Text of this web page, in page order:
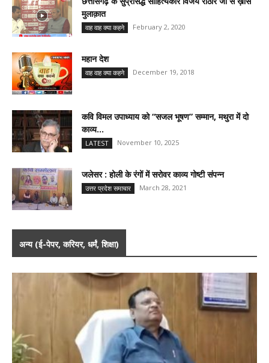
मुलाक़ात
वाह वाह क्या कहने February 2, 2020
महान देश
वाह वाह क्या कहने December 19, 2018
कवि विमल उपाध्याय को “सजल भूषण” सम्मान, मथुरा में दो
काव्य...
LATEST November 10, 2025
जलेसर : होली के रंगों में सरोवर काव्य गोष्टी संपन्न
उत्तर प्रदेश समाचार March 28, 2021
अन्य (ई-पेपर, करियर, धर्मं, शिक्षा)